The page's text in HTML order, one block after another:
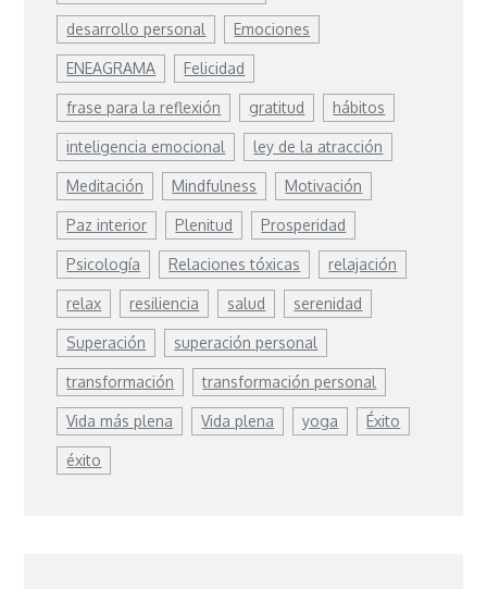
desarrollo personal Emociones
ENEAGRAMA Felicidad
frase para la reflexión gratitud hábitos
inteligencia emocional ley de la atracción
Meditación Mindfulness Motivación
Paz interior Plenitud Prosperidad
Psicología Relaciones tóxicas relajación
relax resiliencia salud serenidad
Superación superación personal
transformación transformación personal
Vida más plena Vida plena yoga Éxito
éxito